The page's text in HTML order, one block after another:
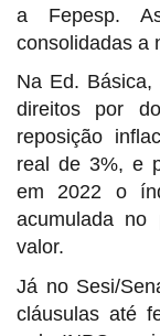
a Fepesp.
consolidadas a
Na Ed.
direitos por
reposição
real de 3%, e
em 2022 o
acumulada no
valor.
Já no Sesi/
cláusulas até